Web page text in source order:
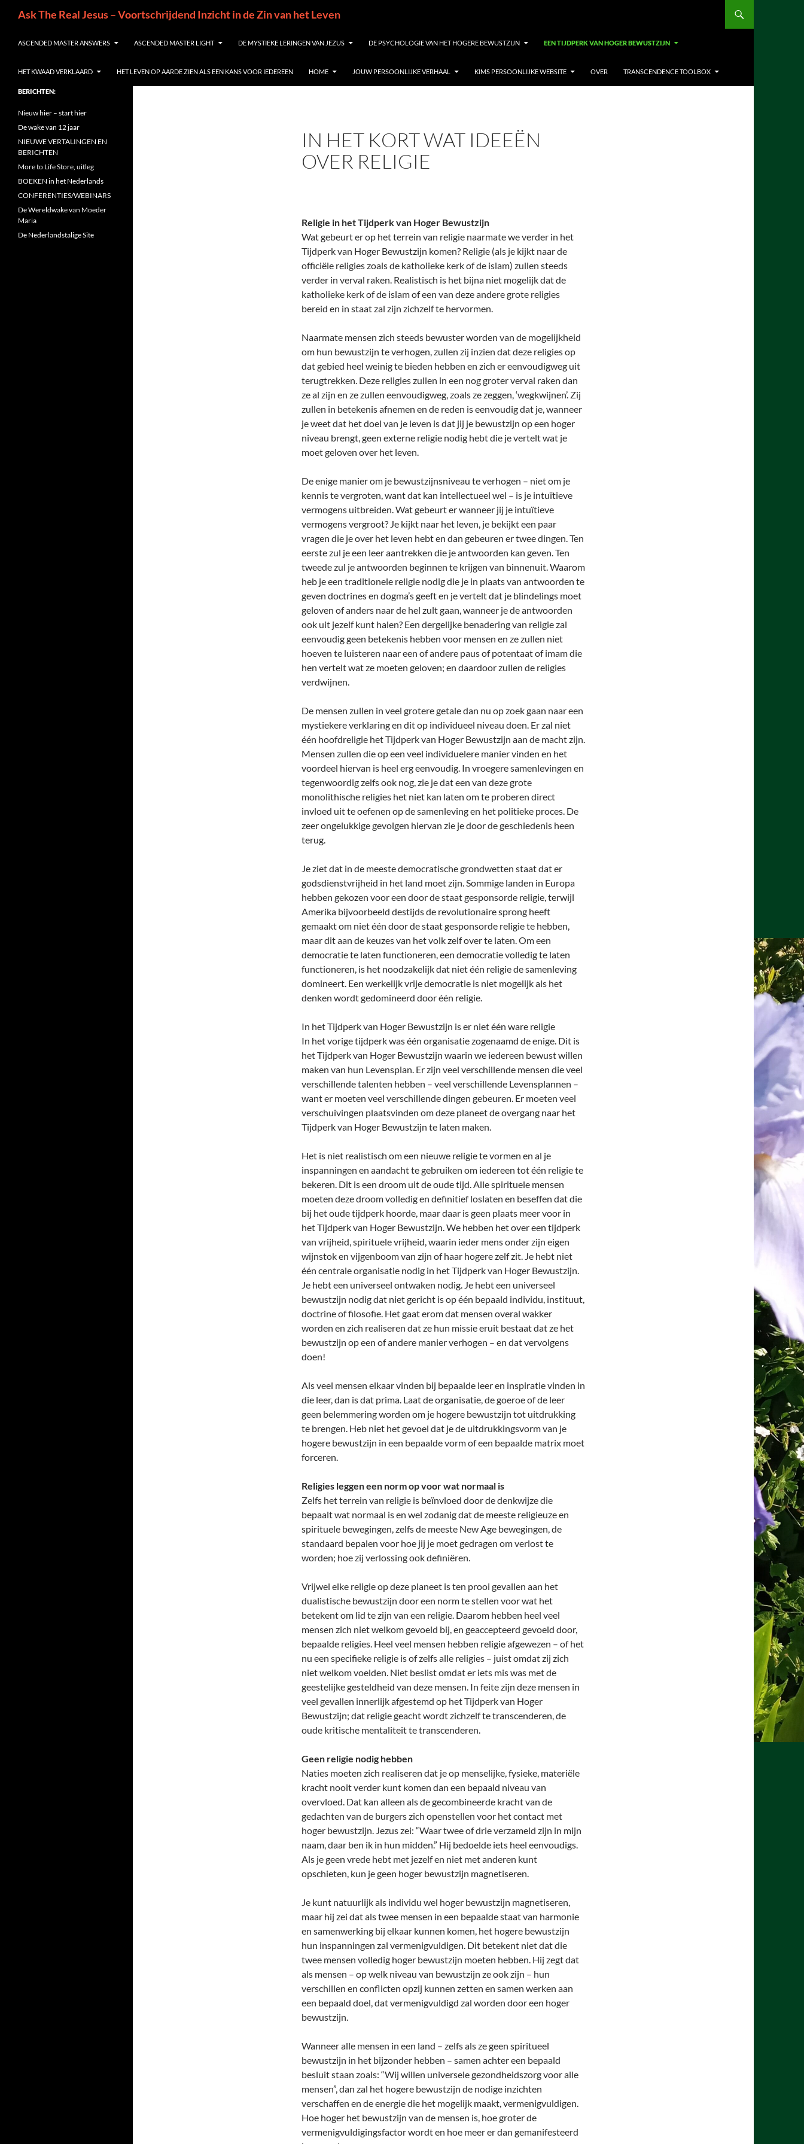
inhoud
Ask The Real Jesus – Voortschrijdend Inzicht in de Zin van het Leven
ASCENDED MASTER ANSWERS ASCENDED MASTER LIGHT DE MYSTIEKE LERINGEN VAN JEZUS DE PSYCHOLOGIE VAN HET HOGERE BEWUSTZIJN EEN TIJDPERK VAN HOGER BEWUSTZIJN
HET KWAAD VERKLAARD HET LEVEN OP AARDE ZIEN ALS EEN KANS VOOR IEDEREEN HOME JOUW PERSOONLIJKE VERHAAL KIMS PERSOONLIJKE WEBSITE OVER TRANSCENDENCE TOOLBOX
IN HET KORT WAT IDEEËN
OVER RELIGIE
Religie in het Tijdperk van Hoger Bewustzijn
Wat gebeurt er op het terrein van religie naarmate we verder in het
Tijdperk van Hoger Bewustzijn komen? Religie (als je kijkt naar de
officiële religies zoals de katholieke kerk of de islam) zullen steeds
verder in verval raken. Realistisch is het bijna niet mogelijk dat de
katholieke kerk of de islam of een van deze andere grote religies
bereid en in staat zal zijn zichzelf te hervormen.
Naarmate mensen zich steeds bewuster worden van de mogelijkheid
om hun bewustzijn te verhogen, zullen zij inzien dat deze religies op
dat gebied heel weinig te bieden hebben en zich er eenvoudigweg uit
terugtrekken. Deze religies zullen in een nog groter verval raken dan
ze al zijn en ze zullen eenvoudigweg, zoals ze zeggen, ‘wegkwijnen’. Zij
zullen in betekenis afnemen en de reden is eenvoudig dat je, wanneer
je weet dat het doel van je leven is dat jij je bewustzijn op een hoger
niveau brengt, geen externe religie nodig hebt die je vertelt wat je
moet geloven over het leven.
De enige manier om je bewustzijnsniveau te verhogen – niet om je
kennis te vergroten, want dat kan intellectueel wel – is je intuïtieve
vermogens uitbreiden. Wat gebeurt er wanneer jij je intuïtieve
vermogens vergroot? Je kijkt naar het leven, je bekijkt een paar
vragen die je over het leven hebt en dan gebeuren er twee dingen. Ten
eerste zul je een leer aantrekken die je antwoorden kan geven. Ten
tweede zul je antwoorden beginnen te krijgen van binnenuit. Waarom
heb je een traditionele religie nodig die je in plaats van antwoorden te
geven doctrines en dogma’s geeft en je vertelt dat je blindelings moet
geloven of anders naar de hel zult gaan, wanneer je de antwoorden
ook uit jezelf kunt halen? Een dergelijke benadering van religie zal
eenvoudig geen betekenis hebben voor mensen en ze zullen niet
hoeven te luisteren naar een of andere paus of potentaat of imam die
hen vertelt wat ze moeten geloven; en daardoor zullen de religies
verdwijnen.
De mensen zullen in veel grotere getale dan nu op zoek gaan naar een
mystiekere verklaring en dit op individueel niveau doen. Er zal niet
één hoofdreligie het Tijdperk van Hoger Bewustzijn aan de macht zijn.
Mensen zullen die op een veel individuelere manier vinden en het
voordeel hiervan is heel erg eenvoudig. In vroegere samenlevingen en
tegenwoordig zelfs ook nog, zie je dat een van deze grote
monolithische religies het niet kan laten om te proberen direct
invloed uit te oefenen op de samenleving en het politieke proces. De
zeer ongelukkige gevolgen hiervan zie je door de geschiedenis heen
terug.
Je ziet dat in de meeste democratische grondwetten staat dat er
godsdienstvrijheid in het land moet zijn. Sommige landen in Europa
hebben gekozen voor een door de staat gesponsorde religie, terwijl
Amerika bijvoorbeeld destijds de revolutionaire sprong heeft
gemaakt om niet één door de staat gesponsorde religie te hebben,
maar dit aan de keuzes van het volk zelf over te laten. Om een
democratie te laten functioneren, een democratie volledig te laten
functioneren, is het noodzakelijk dat niet één religie de samenleving
domineert. Een werkelijk vrije democratie is niet mogelijk als het
denken wordt gedomineerd door één religie.
In het Tijdperk van Hoger Bewustzijn is er niet één ware religie
In het vorige tijdperk was één organisatie zogenaamd de enige. Dit is
het Tijdperk van Hoger Bewustzijn waarin we iedereen bewust willen
maken van hun Levensplan. Er zijn veel verschillende mensen die veel
verschillende talenten hebben – veel verschillende Levensplannen –
want er moeten veel verschillende dingen gebeuren. Er moeten veel
verschuivingen plaatsvinden om deze planeet de overgang naar het
Tijdperk van Hoger Bewustzijn te laten maken.
Het is niet realistisch om een nieuwe religie te vormen en al je
inspanningen en aandacht te gebruiken om iedereen tot één religie te
bekeren. Dit is een droom uit de oude tijd. Alle spirituele mensen
moeten deze droom volledig en definitief loslaten en beseffen dat die
bij het oude tijdperk hoorde, maar daar is geen plaats meer voor in
het Tijdperk van Hoger Bewustzijn. We hebben het over een tijdperk
van vrijheid, spirituele vrijheid, waarin ieder mens onder zijn eigen
wijnstok en vijgenboom van zijn of haar hogere zelf zit. Je hebt niet
één centrale organisatie nodig in het Tijdperk van Hoger Bewustzijn.
Je hebt een universeel ontwaken nodig. Je hebt een universeel
bewustzijn nodig dat niet gericht is op één bepaald individu, instituut,
doctrine of filosofie. Het gaat erom dat mensen overal wakker
worden en zich realiseren dat ze hun missie eruit bestaat dat ze het
bewustzijn op een of andere manier verhogen – en dat vervolgens
doen!
Als veel mensen elkaar vinden bij bepaalde leer en inspiratie vinden in
die leer, dan is dat prima. Laat de organisatie, de goeroe of de leer
geen belemmering worden om je hogere bewustzijn tot uitdrukking
te brengen. Heb niet het gevoel dat je de uitdrukkingsvorm van je
hogere bewustzijn in een bepaalde vorm of een bepaalde matrix moet
forceren.
Religies leggen een norm op voor wat normaal is
Zelfs het terrein van religie is beïnvloed door de denkwijze die
bepaalt wat normaal is en wel zodanig dat de meeste religieuze en
spirituele bewegingen, zelfs de meeste New Age bewegingen, de
standaard bepalen voor hoe jij je moet gedragen om verlost te
worden; hoe zij verlossing ook definiëren.
Vrijwel elke religie op deze planeet is ten prooi gevallen aan het
dualistische bewustzijn door een norm te stellen voor wat het
betekent om lid te zijn van een religie. Daarom hebben heel veel
mensen zich niet welkom gevoeld bij, en geaccepteerd gevoeld door,
bepaalde religies. Heel veel mensen hebben religie afgewezen – of het
nu een specifieke religie is of zelfs alle religies – juist omdat zij zich
niet welkom voelden. Niet beslist omdat er iets mis was met de
geestelijke gesteldheid van deze mensen. In feite zijn deze mensen in
veel gevallen innerlijk afgestemd op het Tijdperk van Hoger
Bewustzijn; dat religie geacht wordt zichzelf te transcenderen, de
oude kritische mentaliteit te transcenderen.
Geen religie nodig hebben
Naties moeten zich realiseren dat je op menselijke, fysieke, materiële
kracht nooit verder kunt komen dan een bepaald niveau van
overvloed. Dat kan alleen als de gecombineerde kracht van de
gedachten van de burgers zich openstellen voor het contact met
hoger bewustzijn. Jezus zei: “Waar twee of drie verzameld zijn in mijn
naam, daar ben ik in hun midden.” Hij bedoelde iets heel eenvoudigs.
Als je geen vrede hebt met jezelf en niet met anderen kunt
opschieten, kun je geen hoger bewustzijn magnetiseren.
Je kunt natuurlijk als individu wel hoger bewustzijn magnetiseren,
maar hij zei dat als twee mensen in een bepaalde staat van harmonie
en samenwerking bij elkaar kunnen komen, het hogere bewustzijn
hun inspanningen zal vermenigvuldigen. Dit betekent niet dat die
twee mensen volledig hoger bewustzijn moeten hebben. Hij zegt dat
als mensen – op welk niveau van bewustzijn ze ook zijn – hun
verschillen en conflicten opzij kunnen zetten en samen werken aan
een bepaald doel, dat vermenigvuldigd zal worden door een hoger
bewustzijn.
Wanneer alle mensen in een land – zelfs als ze geen spiritueel
bewustzijn in het bijzonder hebben – samen achter een bepaald
besluit staan zoals: “Wij willen universele gezondheidszorg voor alle
mensen”, dan zal het hogere bewustzijn de nodige inzichten
verschaffen en de energie die het mogelijk maakt, vermenigvuldigen.
Hoe hoger het bewustzijn van de mensen is, hoe groter de
vermenigvuldigingsfactor wordt en hoe meer er dan gemanifesteerd
BERICHTEN:
Nieuw hier – start hier
De wake van 12 jaar
NIEUWE VERTALINGEN EN
BERICHTEN
More to Life Store, uitleg
BOEKEN in het Nederlands
CONFERENTIES/WEBINARS
De Wereldwake van Moeder
Maria
De Nederlandstalige Site